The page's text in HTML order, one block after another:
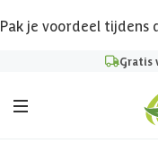
Pak je voordeel tijdens
Gratis